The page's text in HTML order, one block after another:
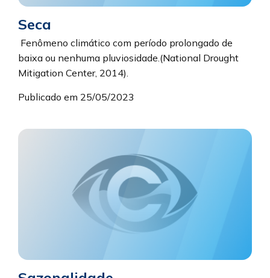
Seca
Fenômeno climático com período prolongado de
baixa ou nenhuma pluviosidade.(National Drought
Mitigation Center, 2014).
Publicado em 25/05/2023